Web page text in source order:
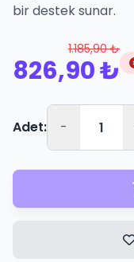
bir destek sunar.
1.185,90 ₺
826,90 ₺
Adet: -